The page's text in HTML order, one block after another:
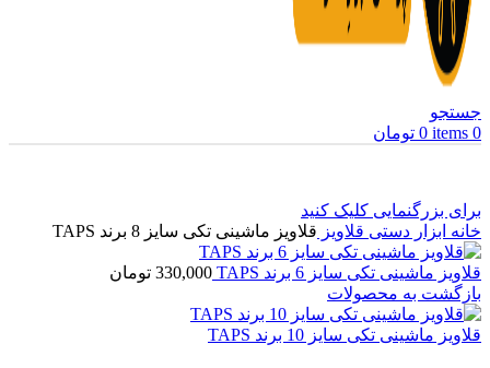
جستجو
0
items
0 تومان
برای بزرگنمایی کلیک کنید
خانه ابزار دستی قلاویز قلاویز ماشینی تکی سایز 8 برند TAPS
قلاویز ماشینی تکی سایز 6 برند TAPS 330,000 تومان
بازگشت به محصولات
قلاویز ماشینی تکی سایز 10 برند TAPS